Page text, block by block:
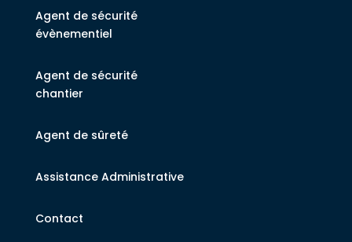
Agent de sécurité
évènementiel
Agent de sécurité
chantier
Agent de sûreté
Assistance Administrative
Contact